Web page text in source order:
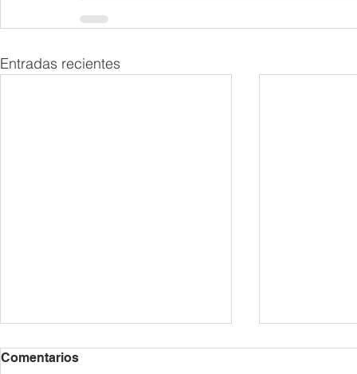
Entradas recientes
2026/27년 등록 안내 /
6월 공지
Comentarios